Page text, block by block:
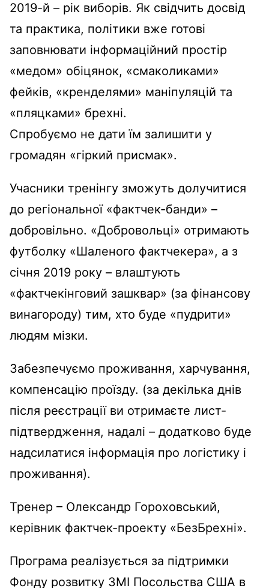
2019-й – рік виборів. Як свідчить досвід
та практика, політики вже готові
заповнювати інформаційний простір
«медом» обіцянок, «смаколиками»
фейків, «кренделями» маніпуляцій та
«пляцками» брехні.
Спробуємо не дати їм залишити у
громадян «гіркий присмак».
Учасники тренінгу зможуть долучитися
до регіональної «фактчек-банди» –
добровільно. «Добровольці» отримають
футболку «Шаленого фактчекера», а з
січня 2019 року – влаштують
«фактчекінговий зашквар» (за фінансову
винагороду) тим, хто буде «пудрити»
людям мізки.
Забезпечуємо проживання, харчування,
компенсацію проїзду. (за декілька днів
після реєстрації ви отримаєте лист-
підтвердження, надалі – додатково буде
надсилатися інформація про логістику і
проживання).
Тренер – Олександр Гороховський,
керівник фактчек-проекту «БезБрехні».
Програма реалізується за підтримки
Фонду розвитку ЗМІ Посольства США в